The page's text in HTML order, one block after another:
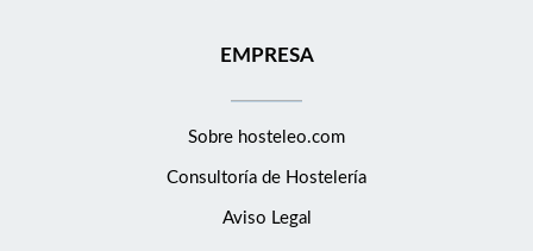
EMPRESA
Sobre hosteleo.com
Consultoría de Hostelería
Aviso Legal